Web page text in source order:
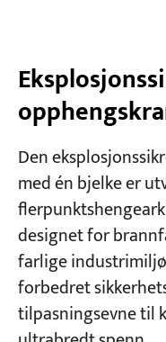
Den
med én bjelke er
designet for
farlige
forbedret
tilpasningsevne til